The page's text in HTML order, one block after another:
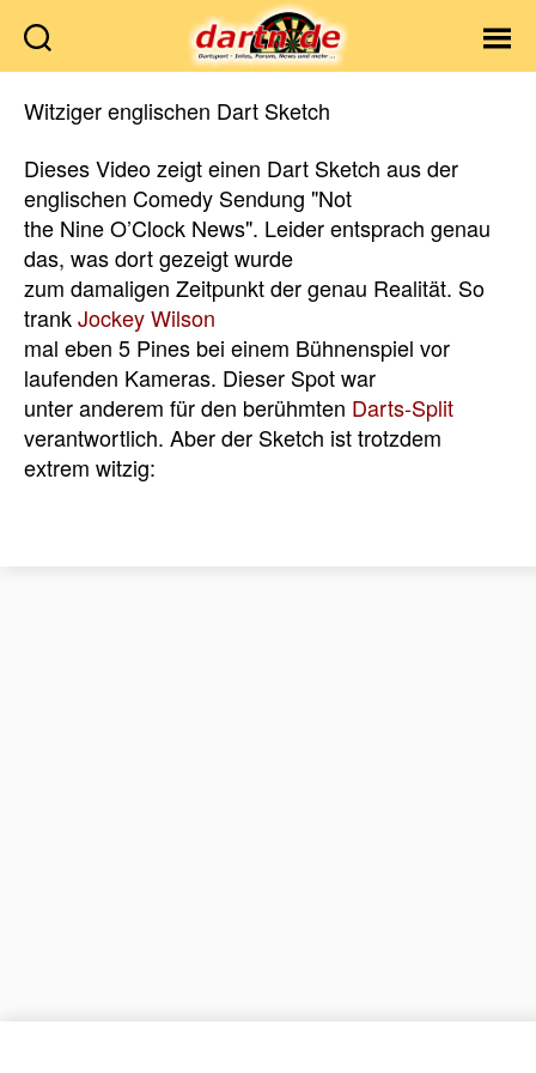
Witziger englischen Dart Sketch
Dieses Video zeigt einen Dart Sketch aus der
englischen Comedy Sendung "Not
the Nine O’Clock News". Leider entsprach genau
das, was dort gezeigt wurde
zum damaligen Zeitpunkt der genau Realität. So
trankJockey Wilson
mal eben 5 Pines bei einem Bühnenspiel vor
laufenden Kameras. Dieser Spot war
unter anderem für den berühmten Darts-Split
verantwortlich. Aber der Sketch ist trotzdem
extrem witzig: